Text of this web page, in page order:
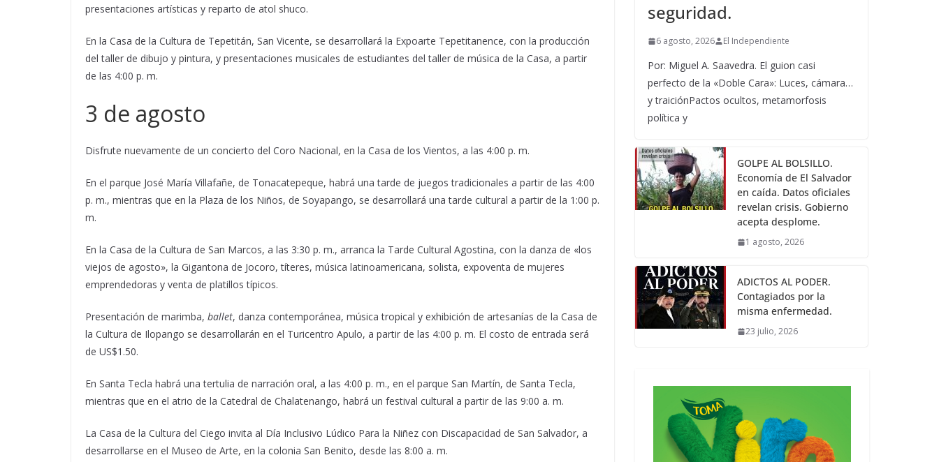
presentaciones artísticas y reparto de atol shuco.
En la Casa de la Cultura de Tepetitán, San Vicente, se desarrollará la Expoarte Tepetitanence, con la producción
del taller de dibujo y pintura, y presentaciones musicales de estudiantes del taller de música de la Casa, a partir
de las 4:00 p. m.
3 de agosto
Disfrute nuevamente de un concierto del Coro Nacional, en la Casa de los Vientos, a las 4:00 p. m.
En el parque José María Villafañe, de Tonacatepeque, habrá una tarde de juegos tradicionales a partir de las 4:00
p. m., mientras que en la Plaza de los Niños, de Soyapango, se desarrollará una tarde cultural a partir de la 1:00 p.
m.
En la Casa de la Cultura de San Marcos, a las 3:30 p. m., arranca la Tarde Cultural Agostina, con la danza de «los
viejos de agosto», la Gigantona de Jocoro, títeres, música latinoamericana, solista, expoventa de mujeres
emprendedoras y venta de platillos típicos.
Presentación de marimba, ballet, danza contemporánea, música tropical y exhibición de artesanías de la Casa de
la Cultura de Ilopango se desarrollarán en el Turicentro Apulo, a partir de las 4:00 p. m. El costo de entrada será
de US$1.50.
En Santa Tecla habrá una tertulia de narración oral, a las 4:00 p. m., en el parque San Martín, de Santa Tecla,
mientras que en el atrio de la Catedral de Chalatenango, habrá un festival cultural a partir de las 9:00 a. m.
La Casa de la Cultura del Ciego invita al Día Inclusivo Lúdico Para la Niñez con Discapacidad de San Salvador, a
desarrollarse en el Museo de Arte, en la colonia San Benito, desde las 8:00 a. m.
seguridad.
6 agosto, 2026 El Independiente
Por: Miguel A. Saavedra. El guion casi
perfecto de la «Doble Cara»: Luces, cámara…
y traiciónPactos ocultos, metamorfosis
política y
GOLPE AL BOLSILLO.
Economía de El Salvador
en caída. Datos oficiales
revelan crisis. Gobierno
acepta desplome.
1 agosto, 2026
ADICTOS AL PODER.
Contagiados por la
misma enfermedad.
23 julio, 2026